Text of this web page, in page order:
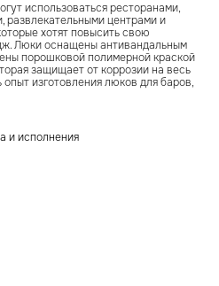
использоваться ресторанами,
развлекательными центрами и
хотят повысить свою
Люки оснащены антивандальным
порошковой полимерной краской
защищает от коррозии на весь
изготовления люков для баров,
и исполнения